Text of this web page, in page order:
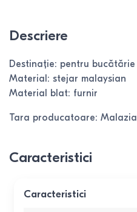
Descriere
Destinație: pentru bucătărie
Material: stejar malaysian
Material blat: furnir
Tara producatoare: Malazia
Caracteristici
Caracteristici